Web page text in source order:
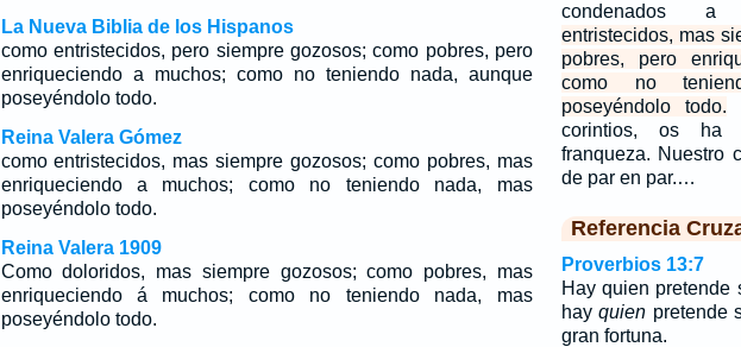
La Nueva Biblia de los Hispanos
como entristecidos, pero siempre gozosos; como pobres, pero
enriqueciendo a muchos; como no teniendo nada, aunque
poseyéndolo todo.
Reina Valera Gómez
como entristecidos, mas siempre gozosos; como pobres, mas
enriqueciendo a muchos; como no teniendo nada, mas
poseyéndolo todo.
Reina Valera 1909
Como doloridos, mas siempre gozosos; como pobres, mas
enriqueciendo á muchos; como no teniendo nada, mas
poseyéndolo todo.
condenados
entristecidos, mas
pobres, pero
como no
poseyéndolo todo.
corintios, os ha
franqueza. Nuestro
de par en par.…
Referencia
Proverbios 13:7
Hay quien pretende
hayquien pretende
gran fortuna.